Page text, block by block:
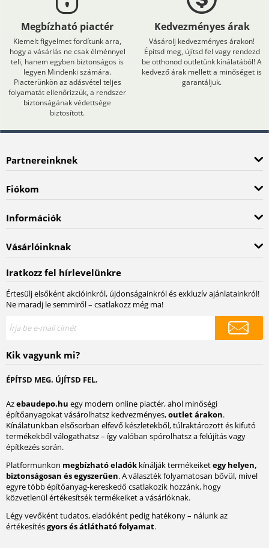
Megbízható piactér
Kiemelt figyelmet fordítunk arra,
hogy a vásárlás ne csak élménnyel
teli, hanem egyben biztonságos is
legyen Mindenki számára.
Piacterünkön az adásvétel teljes
folyamatát ellenőrizzük, a rendszer
biztonságának védettsége
biztosított.
Kedvezményes árak
Vásárolj kedvezményes árakon!
Építsd meg, újítsd fel vagy rendezd
be otthonod outletünk kínálatából! A
kedvező árak mellett a minőséget is
garantáljuk.
Partnereinknek
Fiókom
Információk
Vásárlóinknak
Iratkozz fel hírlevelünkre
Értesülj elsőként akcióinkról, újdonságainkról és exkluzív ajánlatainkról!
Ne maradj le semmiről – csatlakozz még ma!
Kik vagyunk mi?
ÉPÍTSD MEG. ÚJÍTSD FEL.
Azebaudepo.hu egy modern online piactér, ahol minőségi
építőanyagokat vásárolhatsz kedvezményes,outlet árakon.
Kínálatunkban elsősorban elfevő készletekből, túlraktározott és kifutó
termékekből válogathatsz – így valóban spórolhatsz a felújítás vagy
építkezés során.
Platformunkon megbízható eladók kínálják termékeiketegy helyen,
biztonságosan és egyszerűen. A választék folyamatosan bővül, mivel
egyre több építőanyag-kereskedő csatlakozik hozzánk, hogy
közvetlenül értékesítsék termékeiket a vásárlóknak.
Légy vevőként tudatos, eladóként pedig hatékony – nálunk az
értékesítésgyors és átlátható folyamat.